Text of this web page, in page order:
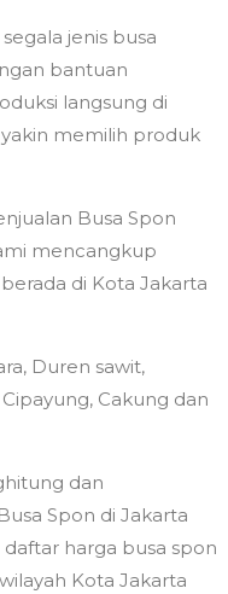
jenis busa
bantuan
langsung di
memilih produk
Busa Spon
mencangkup
di Kota Jakarta
Duren sawit,
Cakung dan
dan
Spon di Jakarta
harga busa spon
Kota Jakarta